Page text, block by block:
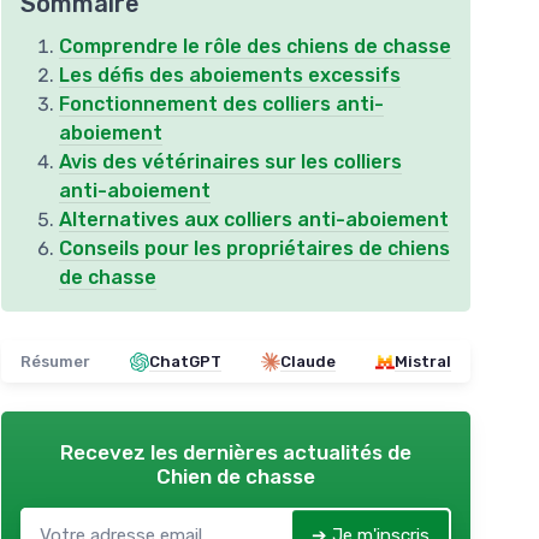
Comprendre le rôle des chiens de chasse
Les défis des aboiements excessifs
Fonctionnement des colliers anti-
aboiement
Avis des vétérinaires sur les colliers
anti-aboiement
Alternatives aux colliers anti-aboiement
Conseils pour les propriétaires de chiens
de chasse
Résumer ChatGPT Claude Mistral
Recevez les dernières actualités de
Chien de chasse